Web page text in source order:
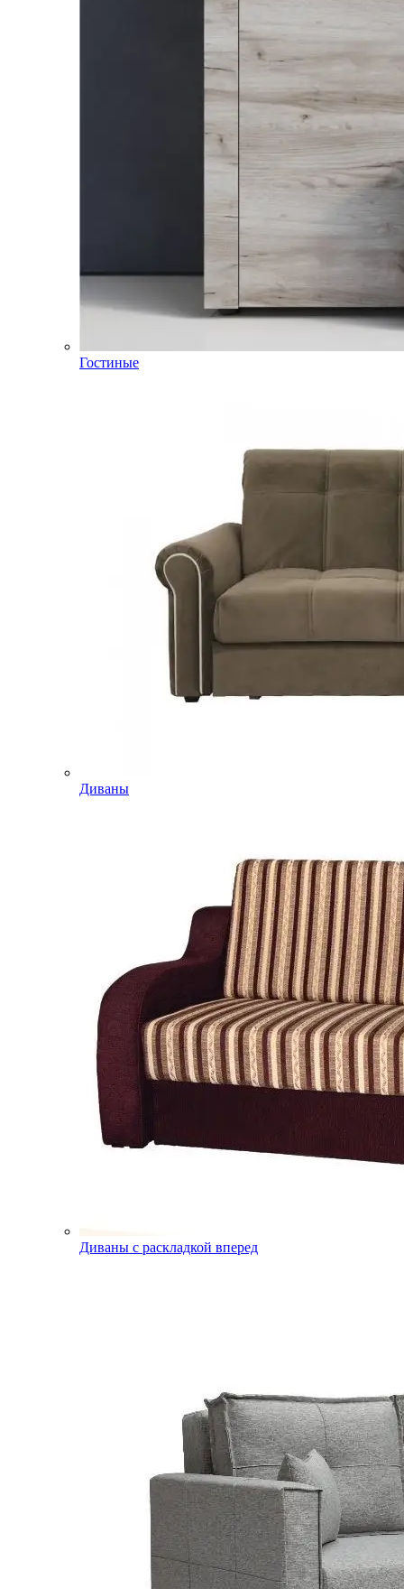
Гостиные
Диваны
Диваны с раскладкой вперед